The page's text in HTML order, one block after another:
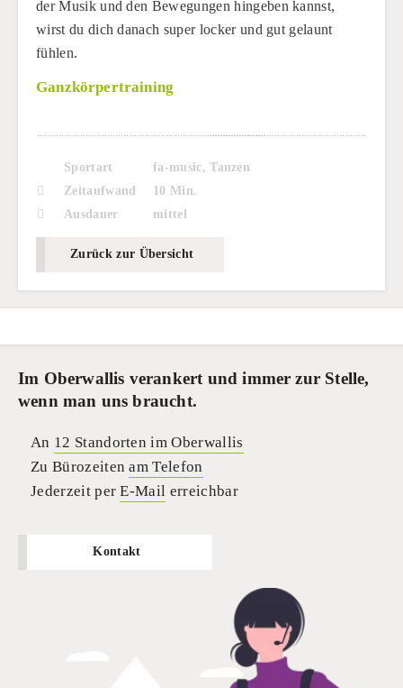
der Musik und den Bewegungen hingeben kannst,
wirst du dich danach super locker und gut gelaunt
fühlen.
Sportart
fa-music, Tanzen
Zeitaufwand
10 Min.
Ausdauer
mittel
Ganzkörpertraining
Zurück zur Übersicht
Im Oberwallis verankert und immer zur Stelle,
wenn man uns braucht.
An 12 Standorten im Oberwallis
Zu Bürozeitenam Telefon
Jederzeit perE-Mail erreichbar
Kontakt